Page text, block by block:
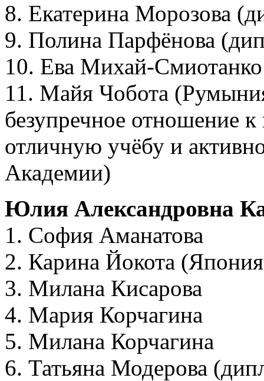
8. Екатерина Морозова
9. Полина Парфёнова
10. Ева Михай-Смиотанко
11. Майя Чобота
безупречное отношение к
отличную учёбу и
Академии)
Юлия Александровна
1. София Аманатова
2. Карина Йокота
3. Милана Кисарова
4. Мария Корчагина
5. Милана Корчагина
6. Татьяна Модерова